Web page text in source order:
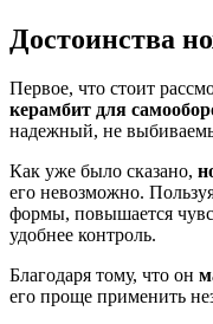
Достоинства
Первое, что стоит
керамбит для
надежный, не
Как уже было сказано,
его невозможно.
формы, повышается
удобнее контроль.
Благодаря тому, что он
его проще применить